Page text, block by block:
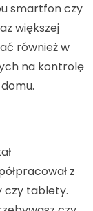
smartfon czy
większej
również w
na kontrolę
z
czy tablety.